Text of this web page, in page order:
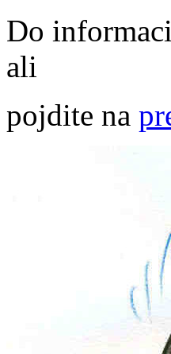
Do
ali
pojdite na